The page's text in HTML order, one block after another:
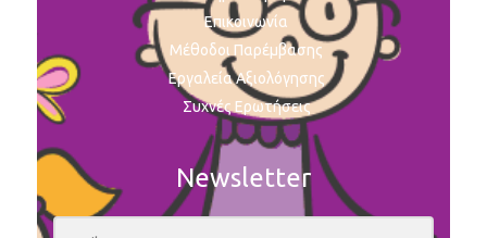
Επικοινωνία
Μέθοδοι Παρέμβασης
Εργαλεία Αξιολόγησης
Συχνές Ερωτήσεις
Newsletter